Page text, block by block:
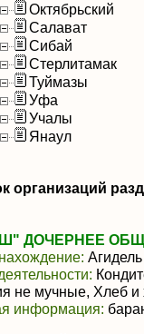
Октябрьский
Салават
Сибай
Стерлитамак
Туймазы
Уфа
Учалы
Янаул
организаций
ДОЧЕРНЕЕ
Агидель
не мучные, Хлеб
информация: